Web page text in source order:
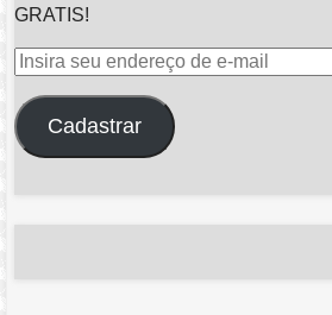
GRATIS!
Insira
endereço
de
Cadastrar